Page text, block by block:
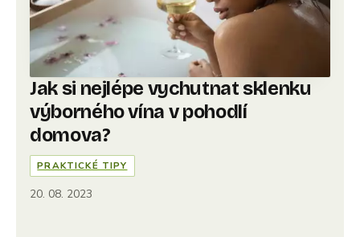
Jak si nejlépe vychutnat sklenku
výborného vína v pohodlí
domova?
PRAKTICKÉ TIPY
20. 08. 2023